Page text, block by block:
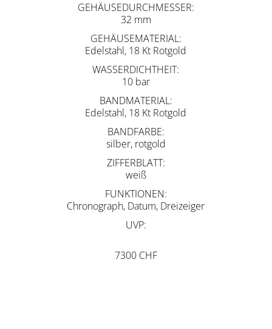
GEHÄUSEDURCHMESSER
32 mm
GEHÄUSEMATERIAL
Edelstahl, 18 Kt Rotgold
WASSERDICHTHEIT
10 bar
BANDMATERIAL
Edelstahl, 18 Kt Rotgold
BANDFARBE
silber, rotgold
ZIFFERBLATT
weiß
FUNKTIONEN
Chronograph, Datum, Dreizeiger
UVP
7300 CHF